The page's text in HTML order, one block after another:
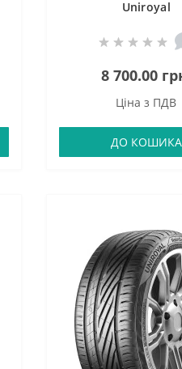
Uniroyal
8 700.00
Ціна з ПДВ
ДО КОШИКА